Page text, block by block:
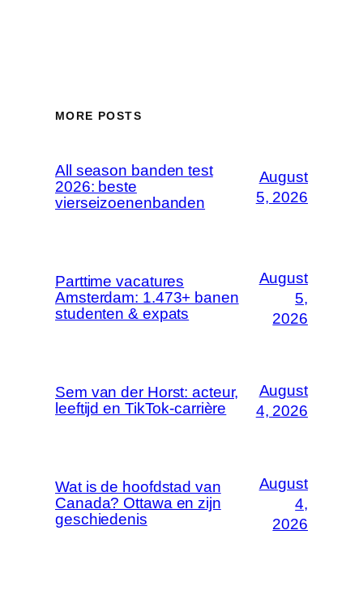
MORE POSTS
All season banden test
2026: beste
vierseizoenenbanden
August
5, 2026
Parttime vacatures
Amsterdam: 1.473+ banen
studenten & expats
August
5,
2026
Sem van der Horst: acteur,
leeftijd en TikTok-carrière
August
4, 2026
Wat is de hoofdstad van
Canada? Ottawa en zijn
geschiedenis
August
4,
2026